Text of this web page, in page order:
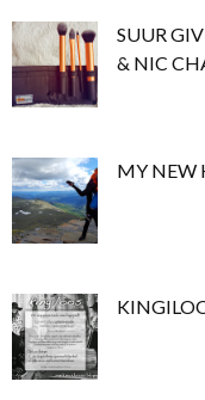
SUUR
& NIC
MY NEW